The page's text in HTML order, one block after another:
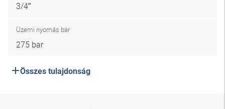
3/4″
Üzemi nyomás bar
275 bar
Összes tulajdonság